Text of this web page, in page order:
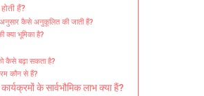
हैं?
कैसे अनुकूलित की जाती हैं?
क्या भूमिका है?
कैसे बढ़ा सकता है?
कौन से हैं?
के सार्वभौमिक लाभ क्या हैं?